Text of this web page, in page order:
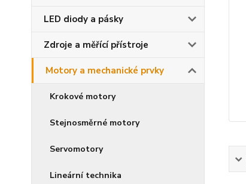
LED diody a pásky
Zdroje a měřící přístroje
Motory a mechanické prvky
Krokové motory
Stejnosměrné motory
Servomotory
Lineární technika